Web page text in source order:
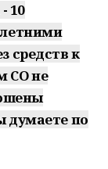
10
средств к
СО не
думаете по